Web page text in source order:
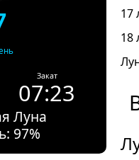
Закат
07:23
Луна
97%
17
18